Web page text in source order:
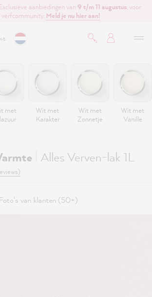
aanbiedingen van 9 t/m 11 augustus , voor
verfcommunity. Meld je nu hier aan!
met
Wit met
Karakter
Wit met
Zonnetje
Wit met
Vanille
Alles Verven-lak 1L
Foto's van klanten (50+)